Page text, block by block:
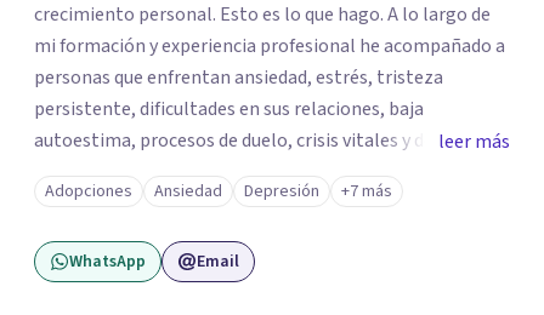
crecimiento personal. Esto es lo que hago. A lo largo de
mi formación y experiencia profesional he acompañado a
personas que enfrentan ansiedad, estrés, tristeza
persistente, dificultades en sus relaciones, baja
autoestima, procesos de duelo, crisis vitales y desafíos
relacionados con la adaptación a nuevas etapas de la vida.
Mi enfoque se basa en la escucha empática, el respeto por
la historia de cada persona y el trabajo conjunto para
desarrollar herramientas que favorezcan el bienestar
leer más
Adopciones Ansiedad Depresión +7 más
WhatsApp Email